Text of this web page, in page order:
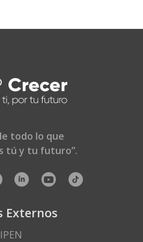
todo lo que
tú y tu futuro”.
Externos